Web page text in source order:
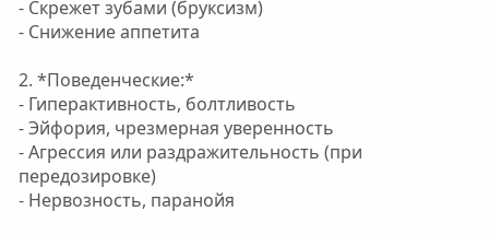
- Скрежет зубами (бруксизм)
- Снижение аппетита
2. *Поведенческие:*
- Гиперактивность, болтливость
- Эйфория, чрезмерная уверенность
- Агрессия или раздражительность (при
передозировке)
- Нервозность, паранойя